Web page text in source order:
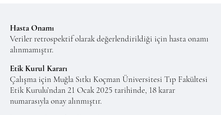
Hasta Onamı
Veriler retrospektif olarak değerlendirildiği için hasta onamı
alınmamıştır.
Etik Kurul Kararı
Çalışma için Muğla Sıtkı Koçman Üniversitesi Tıp Fakültesi
Etik Kurulu’ndan 21 Ocak 2025 tarihinde, 18 karar
numarasıyla onay alınmıştır.